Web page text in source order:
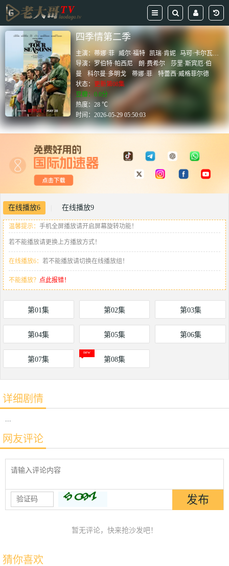
四季情第二季
主演： 蒂娜·菲 威尔·福特 凯瑞·肯妮 马可·卡尔瓦尼
导演：罗伯特·帕西尼 朗·费希尔
莎里·斯宾厄·伯
曼
科尔曼·多明戈 蒂娜·菲
特蕾西·威格菲尔德
状态：
更新第08集
豆瓣：0.0分
热度：28 ℃
时间：2026-05-29 05:50:03
在线播放6 在线播放9
温馨提示： 手机全屏播放请开启屏幕旋转功能！
若不能播放请更换上方播放方式！
在线播放6： 若不能播放请切换在线播放组！
不能播放？ 点此报错！
第01集 第02集 第03集
第04集 第05集 第06集
第07集 第08集
详细剧情
网友评论
暂无评论，快来抢沙发吧！
猜你喜欢